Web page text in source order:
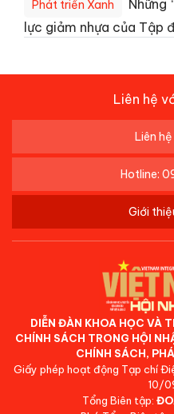
Phát triển Xanh
Những
lực giảm nhựa của Tập
Liên hệ
Liên
Hotline:
Giới
DIỄN ĐÀN KHOA HỌC VÀ
CHÍNH SÁCH TRONG HỘI
CHÍNH SÁCH,
Giấy phép hoạt động Tạp chí
10/
Tổng Biên tập: